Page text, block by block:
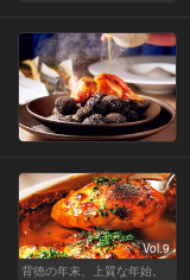
Vol.9
背徳の年末、上質な年始。